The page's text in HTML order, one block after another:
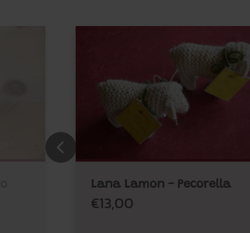
Lana Lamon - Pecorella
€13,00